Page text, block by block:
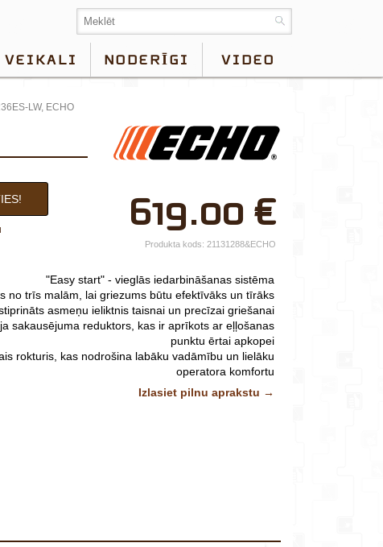
VEIKALI NODERĪGI VIDEO
LW, ECHO
Jūsu vārds*
tālr.*
E-pasts*
Izvēlieties tuvāko
veikalu*
619.00 €
Produkta kods: 21131288&ECHO
"Easy start" - vieglās iedarbināšanas sistēma
no trīs malām, lai griezums būtu efektīvāks un tīrāks
asmeņu ieliktnis taisnai un precīzai griešanai
sakausējuma reduktors, kas ir aprīkots ar eļļošanas
punktu ērtai apkopei
rokturis, kas nodrošina labāku vadāmību un lielāku
operatora komfortu
asmeņu leņķis, lai ērti darbotos ar instrumentu
Dzinēja tilpums: 21,2 cm³
ptivātpersonām.
Izlasiet pilnu aprakstu →